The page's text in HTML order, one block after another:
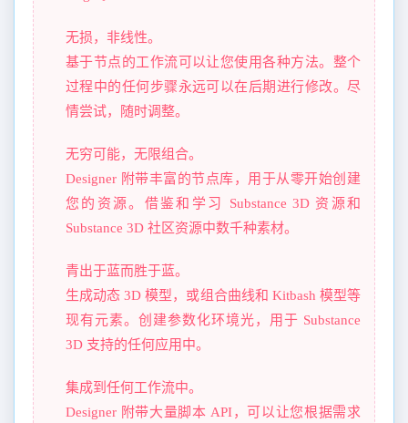
无损，非线性。
基于节点的工作流可以让您使用各种方法。整个
过程中的任何步骤永远可以在后期进行修改。尽
情尝试，随时调整。
无穷可能，无限组合。
Designer 附带丰富的节点库，用于从零开始创建
您的资源。借鉴和学习 Substance 3D 资源和
Substance 3D 社区资源中数千种素材。
青出于蓝而胜于蓝。
生成动态 3D 模型，或组合曲线和 Kitbash 模型等
现有元素。创建参数化环境光，用于 Substance
3D 支持的任何应用中。
集成到任何工作流中。
Designer 附带大量脚本 API，可以让您根据需求